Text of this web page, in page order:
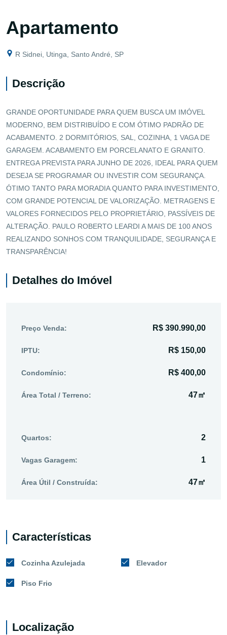
Apartamento
R Sidnei, Utinga, Santo André, SP
Descrição
GRANDE OPORTUNIDADE PARA QUEM BUSCA UM IMÓVEL
MODERNO, BEM DISTRIBUÍDO E COM ÓTIMO PADRÃO DE
ACABAMENTO. 2 DORMITÓRIOS, SAL, COZINHA, 1 VAGA DE
GARAGEM. ACABAMENTO EM PORCELANATO E GRANITO.
ENTREGA PREVISTA PARA JUNHO DE 2026, IDEAL PARA QUEM
DESEJA SE PROGRAMAR OU INVESTIR COM SEGURANÇA.
ÓTIMO TANTO PARA MORADIA QUANTO PARA INVESTIMENTO,
COM GRANDE POTENCIAL DE VALORIZAÇÃO. METRAGENS E
VALORES FORNECIDOS PELO PROPRIETÁRIO, PASSÍVEIS DE
ALTERAÇÃO. PAULO ROBERTO LEARDI A MAIS DE 100 ANOS
REALIZANDO SONHOS COM TRANQUILIDADE, SEGURANÇA E
TRANSPARÊNCIA!
Detalhes do Imóvel
Preço Venda: R$ 390.990,00
IPTU: R$ 150,00
Condomínio: R$ 400,00
Área Total / Terreno: 47㎡
Quartos: 2
Vagas Garagem: 1
Área Útil / Construída: 47㎡
Características
Cozinha Azulejada Elevador
Piso Frio
Localização